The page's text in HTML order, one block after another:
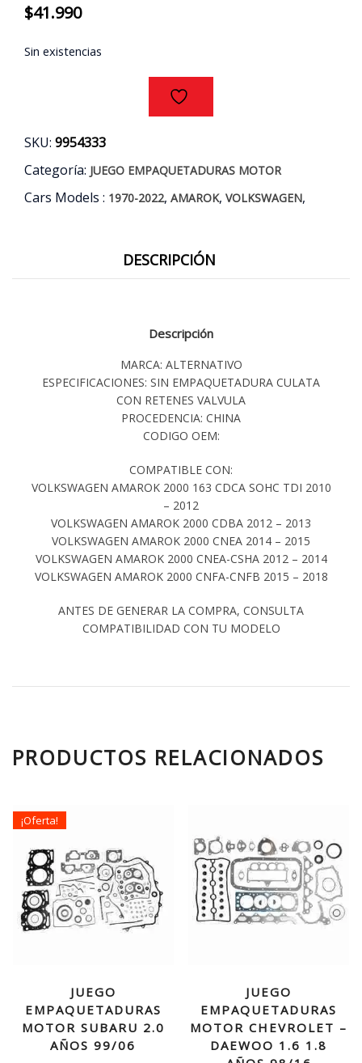
$41.990
Sin existencias
SKU: 9954333
Categoría: JUEGO EMPAQUETADURAS MOTOR
Cars Models : 1970-2022, AMAROK, VOLKSWAGEN,
DESCRIPCIÓN
Descripción
MARCA: ALTERNATIVO
ESPECIFICACIONES: SIN EMPAQUETADURA CULATA
CON RETENES VALVULA
PROCEDENCIA: CHINA
CODIGO OEM:
COMPATIBLE CON:
VOLKSWAGEN AMAROK 2000 163 CDCA SOHC TDI 2010
– 2012
VOLKSWAGEN AMAROK 2000 CDBA 2012 – 2013
VOLKSWAGEN AMAROK 2000 CNEA 2014 – 2015
VOLKSWAGEN AMAROK 2000 CNEA-CSHA 2012 – 2014
VOLKSWAGEN AMAROK 2000 CNFA-CNFB 2015 – 2018
ANTES DE GENERAR LA COMPRA, CONSULTA
COMPATIBILIDAD CON TU MODELO
PRODUCTOS RELACIONADOS
¡Oferta!
JUEGO
EMPAQUETADURAS
MOTOR SUBARU 2.0
AÑOS 99/06
JUEGO
EMPAQUETADURAS
MOTOR CHEVROLET –
DAEWOO 1.6 1.8